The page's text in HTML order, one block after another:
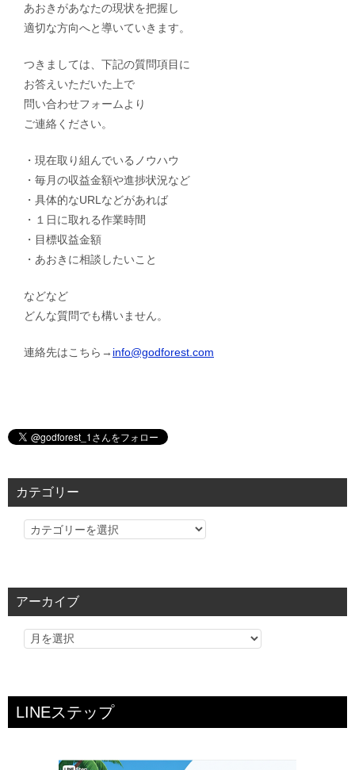
あおきがあなたの現状を把握し
適切な方向へと導いていきます。
つきましては、下記の質問項目に
お答えいただいた上で
問い合わせフォームより
ご連絡ください。
・現在取り組んでいるノウハウ
・毎月の収益金額や進捗状況など
・具体的なURLなどがあれば
・１日に取れる作業時間
・目標収益金額
・あおきに相談したいこと
などなど
どんな質問でも構いません。
連絡先はこちら→ info@godforest.com
カテゴリー
カ
リ
アーカイブ
LINEステップ